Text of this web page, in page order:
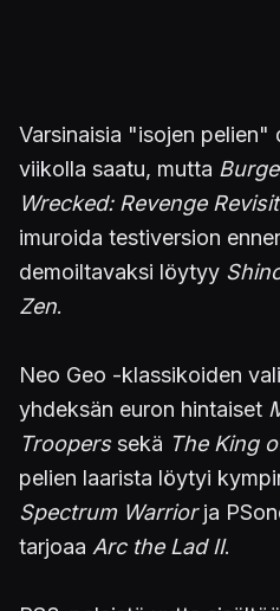
Varsinaisia "isojen pelien"
viikolla saatu, mutta
Wrecked: Revenge
imuroida testiversion
demoiltavaksi löytyy
Zen.
Neo Geo -klassikoiden
yhdeksän euron hintaiset
Trooperssekä The King
pelien laarista löytyi
Spectrum Warriorja
tarjoaa Arc the Lad II.